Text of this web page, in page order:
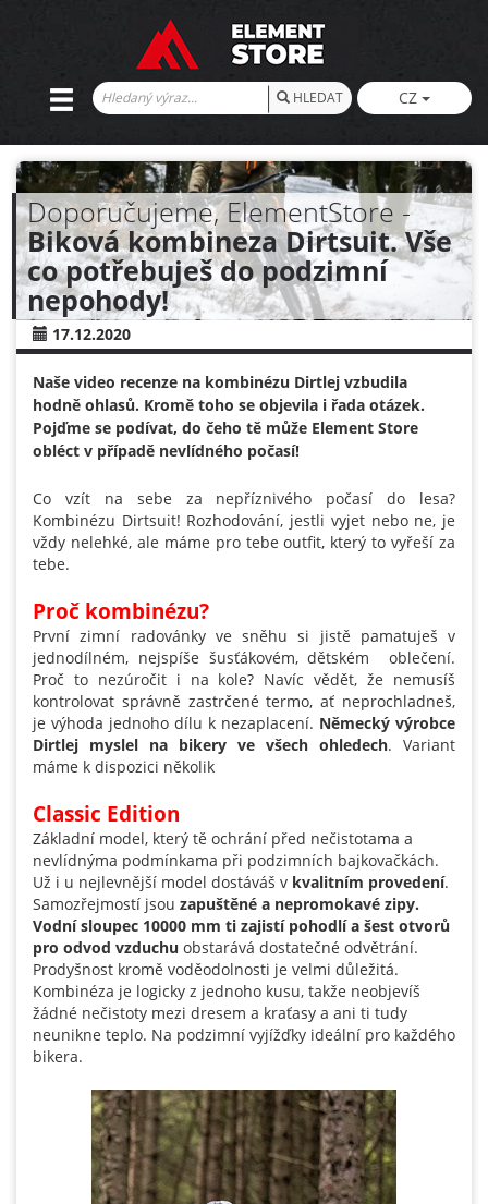
HLEDAT CZ
Doporučujeme, ElementStore -
Biková kombineza Dirtsuit. Vše
co potřebuješ do podzimní
nepohody!
17.12.2020
Naše video recenze na kombinézu Dirtlej vzbudila
hodně ohlasů. Kromě toho se objevila i řada otázek.
Pojďme se podívat, do čeho tě může Element Store
obléct v případě nevlídného počasí!
Co vzít na sebe za nepříznivého počasí do lesa?
Kombinézu Dirtsuit! Rozhodování, jestli vyjet nebo ne, je
vždy nelehké, ale máme pro tebe outfit, který to vyřeší za
tebe.
Proč kombinézu?
První zimní radovánky ve sněhu si jistě pamatuješ v
jednodílném, nejspíše šusťákovém, dětském oblečení.
Proč to nezúročit i na kole? Navíc vědět, že nemusíš
kontrolovat správně zastrčené termo, ať neprochladneš,
je výhoda jednoho dílu k nezaplacení. Německý výrobce
Dirtlej myslel na bikery ve všech ohledech. Variant
máme k dispozici několik
Classic Edition
Základní model, který tě ochrání před nečistotama a
nevlídnýma podmínkama při podzimních bajkovačkách.
Už i u nejlevnější model dostáváš v kvalitním provedení.
Samozřejmostí jsou zapuštěné a nepromokavé zipy.
Vodní sloupec 10000 mm ti zajistí pohodlí a šest otvorů
pro odvod vzduchu obstarává dostatečné odvětrání.
Prodyšnost kromě voděodolnosti je velmi důležitá.
Kombinéza je logicky z jednoho kusu, takže neobjevíš
žádné nečistoty mezi dresem a kraťasy a ani ti tudy
neunikne teplo. Na podzimní vyjížďky ideální pro každého
bikera.